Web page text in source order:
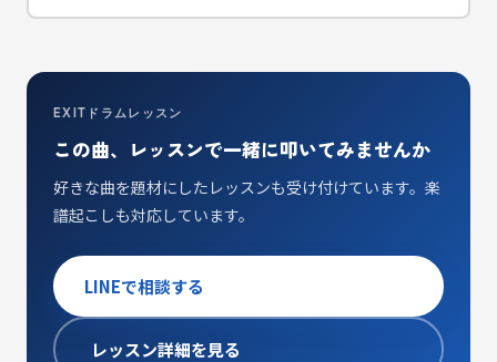
EXITドラムレッスン
この曲、レッスンで一緒に叩いてみませんか
好きな曲を題材にしたレッスンも受け付けています。楽
譜起こしも対応しています。
LINEで相談する
レッスン詳細を見る